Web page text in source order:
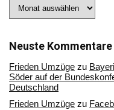
Sie
Archiv
Neuste Kommentare
Frieden Umzüge zu
Söder auf der
Deutschland
Frieden Umzüge zu